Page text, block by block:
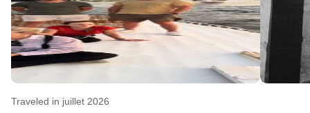
Traveled in juillet 2026